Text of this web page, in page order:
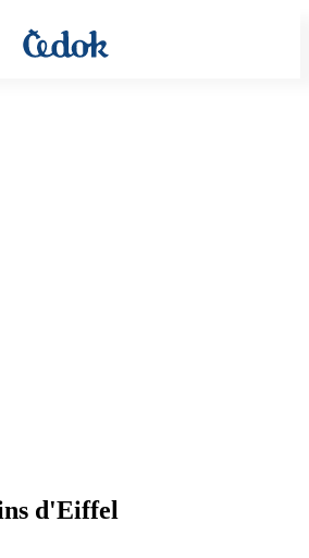
d'Eiffel